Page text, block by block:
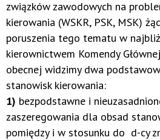
związków zawodowych na
kierowania (WSKR, PSK, MSK)
poruszenia tego tematu w
kierownictwem Komendy
obecnej widzimy dwa
stanowisk kierowania:
1) bezpodstawne i
zaszeregowania dla obsad
pomiędzy i w stosunku do d-cy